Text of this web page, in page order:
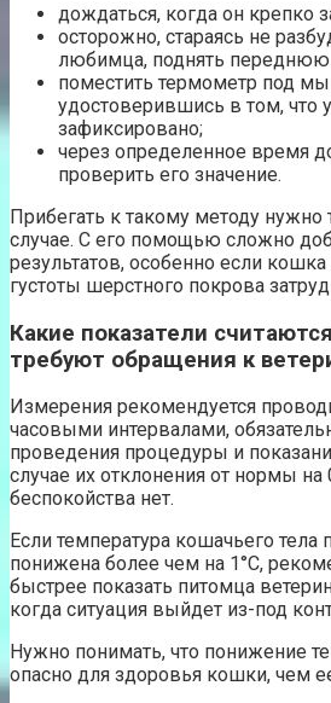
дождаться, когда он крепко
осторожно, стараясь не
любимца, поднять переднюю
поместить термометр под
удостоверившись в том, что
зафиксировано;
через определенное время
проверить его значение.
Прибегать к такому методу нужно
случае. С его помощью сложно
результатов, особенно если
густоты шерстного покрова
Какие показатели
требуют обращения к
Измерения рекомендуется
часовыми интервалами,
проведения процедуры и
случае их отклонения от нормы на
беспокойства нет.
Если температура кошачьего
понижена более чем на 1°С,
быстрее показать питомца
когда ситуация выйдет из-под
Нужно понимать, что понижение
опасно для здоровья кошки, чем